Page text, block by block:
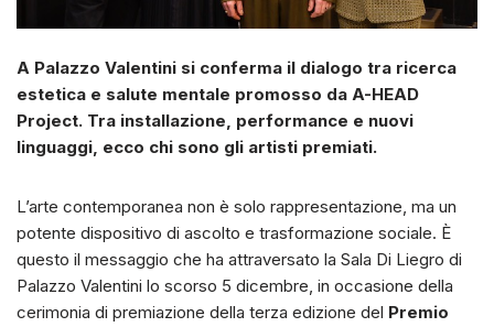
A Palazzo Valentini si conferma il dialogo tra ricerca
estetica e salute mentale promosso da A-HEAD
Project. Tra installazione, performance e nuovi
linguaggi, ecco chi sono gli artisti premiati.
L’arte contemporanea non è solo rappresentazione, ma un
potente dispositivo di ascolto e trasformazione sociale. È
questo il messaggio che ha attraversato la Sala Di Liegro di
Palazzo Valentini lo scorso 5 dicembre, in occasione della
cerimonia di premiazione della terza edizione del Premio